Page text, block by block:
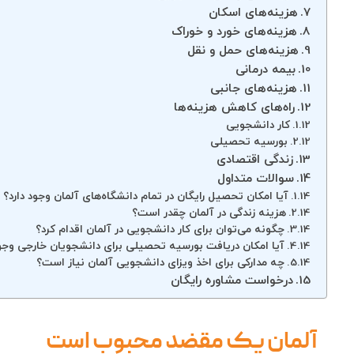
هزینه‌های اسکان
هزینه‌های خورد و خوراک
هزینه‌های حمل و نقل
بیمه درمانی
هزینه‌های جانبی
راه‌های کاهش هزینه‌ها
کار دانشجویی
بورسیه تحصیلی
زندگی اقتصادی
سوالات متداول
آیا امکان تحصیل رایگان در تمام دانشگاه‌های آلمان وجود دارد؟
هزینه زندگی در آلمان چقدر است؟
چگونه می‌توان برای کار دانشجویی در آلمان اقدام کرد؟
آیا امکان دریافت بورسیه تحصیلی برای دانشجویان خارجی
چه مدارکی برای اخذ ویزای دانشجویی آلمان نیاز است؟
درخواست مشاوره رایگان
آلمان یک مقضد محبوب است